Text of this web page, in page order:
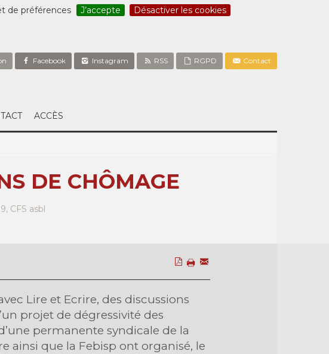
de préférences J’accepte Désactiver les cookies
Facebook Instagram RSS RGPD Contact
ACCÈS
DE CHÔMAGE
CFS asbl
Lire et Ecrire, des discussions
projet de dégressivité des
permanente syndicale de la
ainsi que la Febisp ont organisé, le